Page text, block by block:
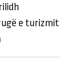
e turizmit